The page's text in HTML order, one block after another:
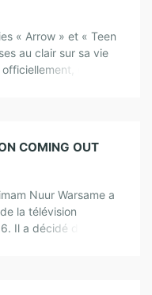
« Arrow » et « Teen
au clair sur sa vie
dans un
COMING OUT
Nuur Warsame a
la télévision
Il a décidé de révéler